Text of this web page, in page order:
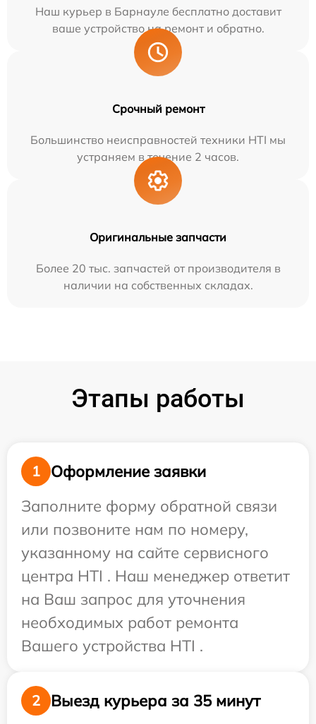
Наш курьер в Барнауле бесплатно доставит
ваше устройство на ремонт и обратно.
Срочный ремонт
Большинство неисправностей техники HTI мы
устраняем в течение 2 часов.
Оригинальные запчасти
Более 20 тыс. запчастей от производителя в
наличии на собственных складах.
Этапы работы
1
Оформление заявки
Заполните форму обратной связи
или позвоните нам по номеру,
указанному на сайте сервисного
центра HTI . Наш менеджер ответит
на Ваш запрос для уточнения
необходимых работ ремонта
Вашего устройства HTI .
2 Выезд курьера за 35 минут